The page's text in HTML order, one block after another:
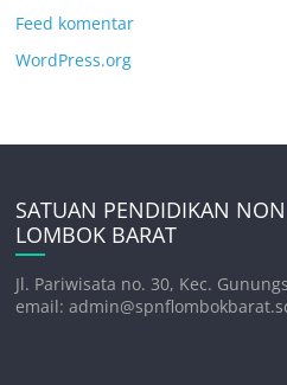
Feed komentar
WordPress.org
SATUAN PENDIDIKAN
LOMBOK BARAT
Jl. Pariwisata no. 30, Kec.
email: